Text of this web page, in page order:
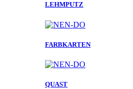
LEHMPUTZ
FARBKARTEN
QUAST